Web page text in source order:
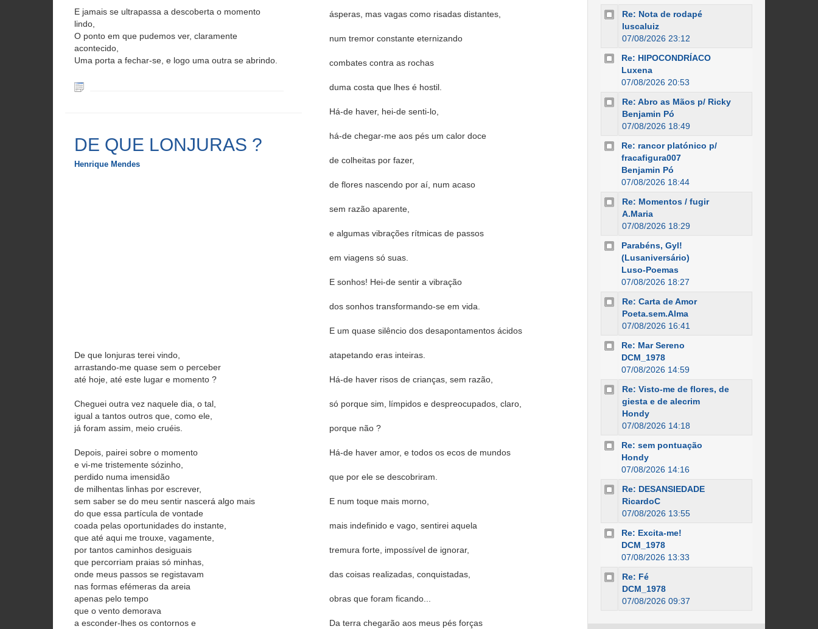
E jamais se ultrapassa a descoberta o momento
lindo,
O ponto em que pudemos ver, claramente
acontecido,
Uma porta a fechar-se, e logo uma outra se abrindo.
DE QUE LONJURAS ?
Henrique Mendes
De que lonjuras terei vindo,
arrastando-me quase sem o perceber
até hoje, até este lugar e momento ?
Cheguei outra vez naquele dia, o tal,
igual a tantos outros que, como ele,
já foram assim, meio cruéis.
Depois, pairei sobre o momento
e vi-me tristemente sózinho,
perdido numa imensidão
de milhentas linhas por escrever,
sem saber se do meu sentir nascerá algo mais
do que essa partícula de vontade
coada pelas oportunidades do instante,
que até aqui me trouxe, vagamente,
por tantos caminhos desiguais
que percorriam praias só minhas,
onde meus passos se registavam
nas formas efémeras da areia
apenas pelo tempo
que o vento demorava
a esconder-lhes os contornos e
ásperas, mas vagas como risadas distantes,
num tremor constante eternizando
combates contra as rochas
duma costa que lhes é hostil.
Há-de haver, hei-de senti-lo,
há-de chegar-me aos pés um calor doce
de colheitas por fazer,
de flores nascendo por aí, num acaso
sem razão aparente,
e algumas vibrações rítmicas de passos
em viagens só suas.
E sonhos! Hei-de sentir a vibração
dos sonhos transformando-se em vida.
E um quase silêncio dos desapontamentos ácidos
atapetando eras inteiras.
Há-de haver risos de crianças, sem razão,
só porque sim, límpidos e despreocupados, claro,
porque não ?
Há-de haver amor, e todos os ecos de mundos
que por ele se descobriram.
E num toque mais morno,
mais indefinido e vago, sentirei aquela
tremura forte, impossível de ignorar,
das coisas realizadas, conquistadas,
obras que foram ficando...
Da terra chegarão aos meus pés forças
Re: Nota de rodapé
luscaluiz
07/08/2026 23:12
Re: HIPOCONDRÍACO
Luxena
07/08/2026 20:53
Re: Abro as Mãos p/ Ricky
Benjamin Pó
07/08/2026 18:49
Re: rancor platónico p/
fracafigura007
Benjamin Pó
07/08/2026 18:44
Re: Momentos / fugir
A.Maria
07/08/2026 18:29
Parabéns, Gyl!
(Lusaniversário)
Luso-Poemas
07/08/2026 18:27
Re: Carta de Amor
Poeta.sem.Alma
07/08/2026 16:41
Re: Mar Sereno
DCM_1978
07/08/2026 14:59
Re: Visto-me de flores, de
giesta e de alecrim
Hondy
07/08/2026 14:18
Re: sem pontuação
Hondy
07/08/2026 14:16
Re: DESANSIEDADE
RicardoC
07/08/2026 13:55
Re: Excita-me!
DCM_1978
07/08/2026 13:33
Re: Fé
DCM_1978
07/08/2026 09:37